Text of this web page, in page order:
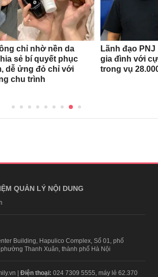
chỉ nhờ nền da
sẻ bí quyết phục
dễ ửng đỏ chỉ với
chu trình
Lãnh đạo
gia đình với
trong vụ
QUẢN LÝ NỘI DUNG
Building, Hapulico Complex, Số 01, phố
Thanh Xuân, thành phố Hà Nội
| Điện thoại: 024 7309 5555, máy lẻ 62.370